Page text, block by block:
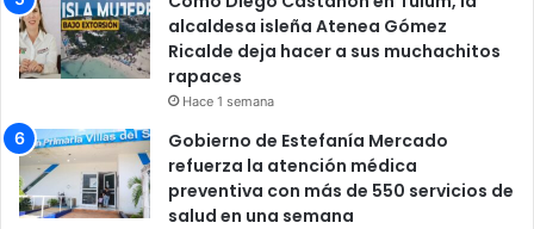
alcaldesa isleña Atenea Gómez
Ricalde deja hacer a sus muchachitos
rapaces
Hace 1 semana
Gobierno de Estefanía Mercado
refuerza la atención médica
preventiva con más de 550 servicios de
salud en una semana